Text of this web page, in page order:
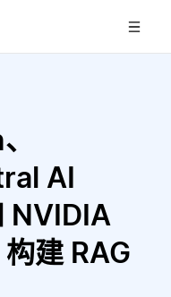
AI
NVIDIA
建 RAG